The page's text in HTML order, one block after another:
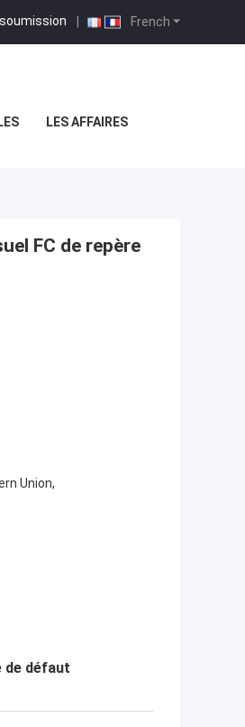
French
|
LES AFFAIRES
FC de repère
Union,
de défaut